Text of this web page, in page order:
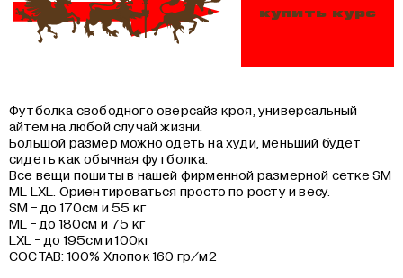
купить курс
Футболка свободного оверсайз кроя, универсальный
айтем на любой случай жизни.
Большой размер можно одеть на худи, меньший будет
сидеть как обычная футболка.
Все вещи пошиты в нашей фирменной размерной сетке SM
ML LXL. Ориентироваться просто по росту и весу.
SM - до 170см и 55 кг
ML - до 180см и 75 кг
LXL - до 195см и 100кг
СОСТАВ: 100% Хлопок 160 гр/м2